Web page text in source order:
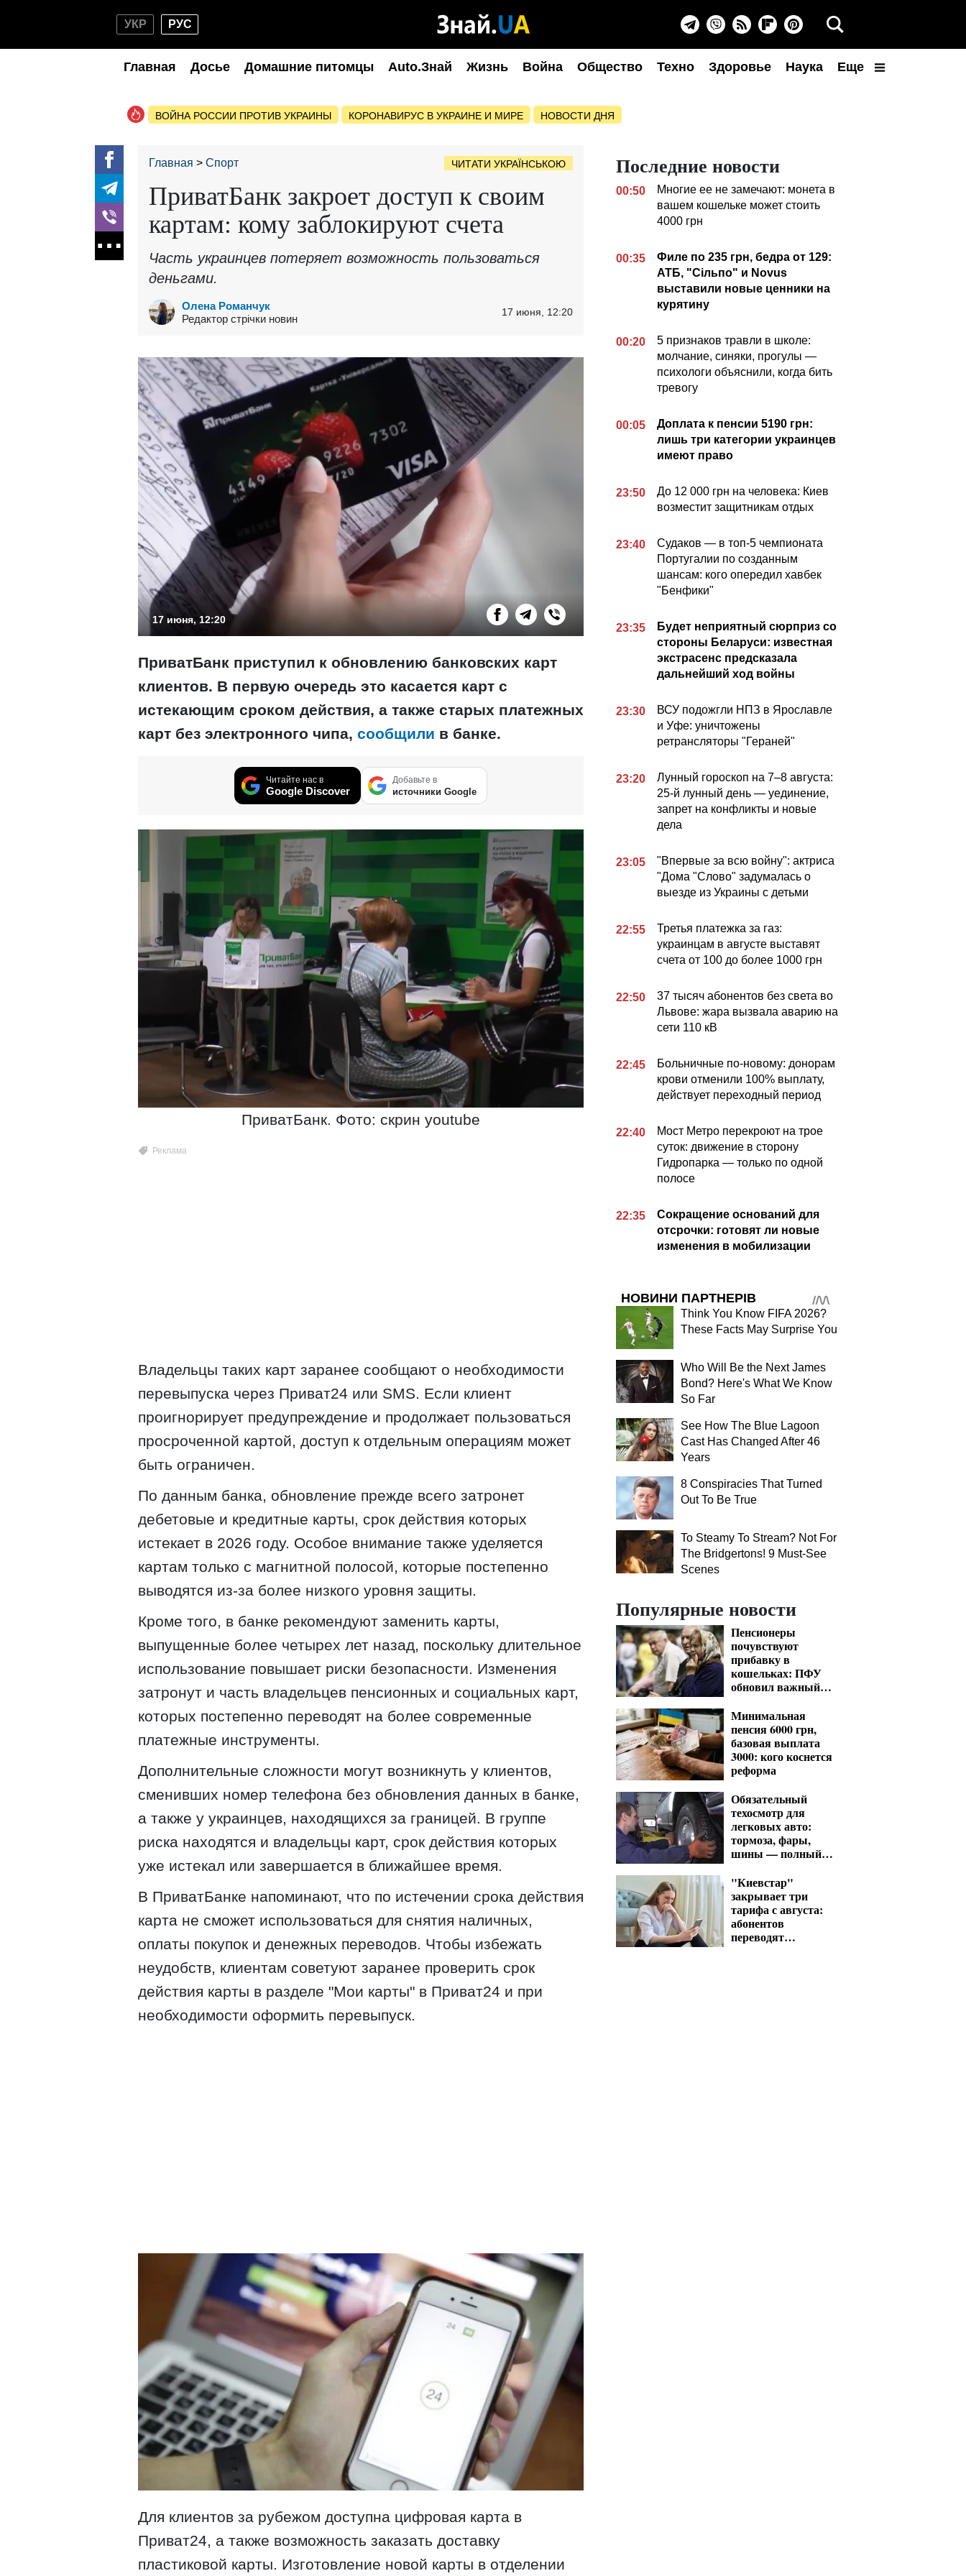
УКР РУС
Главная Досье Домашние питомцы Auto.Знай Жизнь Война Общество Техно Здоровье Наука Еще
ВОЙНА РОССИИ ПРОТИВ УКРАИНЫ КОРОНАВИРУС В УКРАИНЕ И МИРЕ НОВОСТИ ДНЯ
Главная Спорт ЧИТАТИ УКРАЇНСЬКОЮ
ПриватБанк закроет доступ к своим
картам: кому заблокируют счета
Часть украинцев потеряет возможность пользоваться
деньгами.
Олена Романчук
Редактор стрічки новин
17 июня, 12:20
17 июня, 12:20
ПриватБанк приступил к обновлению банковских карт
клиентов. В первую очередь это касается карт с
истекающим сроком действия, а также старых платежных
карт без электронного чипа, сообщили в банке.
Читайте нас в
Google Discover
Добавьте в
источники Google
ПриватБанк. Фото: скрин youtube
Владельцы таких карт заранее сообщают о необходимости
перевыпуска через Приват24 или SMS. Если клиент
проигнорирует предупреждение и продолжает пользоваться
просроченной картой, доступ к отдельным операциям может
быть ограничен.
По данным банка, обновление прежде всего затронет
дебетовые и кредитные карты, срок действия которых
истекает в 2026 году. Особое внимание также уделяется
картам только с магнитной полосой, которые постепенно
выводятся из-за более низкого уровня защиты.
Кроме того, в банке рекомендуют заменить карты,
выпущенные более четырех лет назад, поскольку длительное
использование повышает риски безопасности. Изменения
затронут и часть владельцев пенсионных и социальных карт,
которых постепенно переводят на более современные
платежные инструменты.
Дополнительные сложности могут возникнуть у клиентов,
сменивших номер телефона без обновления данных в банке,
а также у украинцев, находящихся за границей. В группе
риска находятся и владельцы карт, срок действия которых
уже истекал или завершается в ближайшее время.
В ПриватБанке напоминают, что по истечении срока действия
карта не сможет использоваться для снятия наличных,
оплаты покупок и денежных переводов. Чтобы избежать
неудобств, клиентам советуют заранее проверить срок
действия карты в разделе "Мои карты" в Приват24 и при
необходимости оформить перевыпуск.
Для клиентов за рубежом доступна цифровая карта в
Приват24, а также возможность заказать доставку
пластиковой карты. Изготовление новой карты в отделении
Последние новости
00:50
Многие ее не замечают: монета в
вашем кошельке может стоить
4000 грн
00:35
Филе по 235 грн, бедра от 129:
АТБ, "Сільпо" и Novus
выставили новые ценники на
курятину
00:20
5 признаков травли в школе:
молчание, синяки, прогулы —
психологи объяснили, когда бить
тревогу
00:05
Доплата к пенсии 5190 грн:
лишь три категории украинцев
имеют право
23:50
До 12 000 грн на человека: Киев
возместит защитникам отдых
23:40
Судаков — в топ-5 чемпионата
Португалии по созданным
шансам: кого опередил хавбек
"Бенфики"
23:35
Будет неприятный сюрприз со
стороны Беларуси: известная
экстрасенс предсказала
дальнейший ход войны
23:30
ВСУ подожгли НПЗ в Ярославле
и Уфе: уничтожены
ретрансляторы "Гераней"
23:20
Лунный гороскоп на 7–8 августа:
25-й лунный день — уединение,
запрет на конфликты и новые
дела
23:05
"Впервые за всю войну": актриса
"Дома "Слово" задумалась о
выезде из Украины с детьми
22:55
Третья платежка за газ:
украинцам в августе выставят
счета от 100 до более 1000 грн
22:50
37 тысяч абонентов без света во
Львове: жара вызвала аварию на
сети 110 кВ
22:45
Больничные по-новому: донорам
крови отменили 100% выплату,
действует переходный период
22:40
Мост Метро перекроют на трое
суток: движение в сторону
Гидропарка — только по одной
полосе
22:35
Сокращение оснований для
отсрочки: готовят ли новые
изменения в мобилизации
НОВИНИ ПАРТНЕРІВ
Think You Know FIFA 2026?
These Facts May Surprise You
Who Will Be the Next James
Bond? Here's What We Know
So Far
See How The Blue Lagoon
Cast Has Changed After 46
Years
8 Conspiracies That Turned
Out To Be True
To Steamy To Stream? Not For
The Bridgertons! 9 Must-See
Scenes
Популярные новости
Пенсионеры
почувствуют
прибавку в
кошельках: ПФУ
обновил важный
расчета выплат
Минимальная
пенсия 6000 грн,
базовая выплата
3000: кого коснется
реформа
Обязательный
техосмотр для
легковых авто:
тормоза, фары,
шины — полный
"Киевстар"
закрывает три
тарифа с августа:
абонентов
переводят